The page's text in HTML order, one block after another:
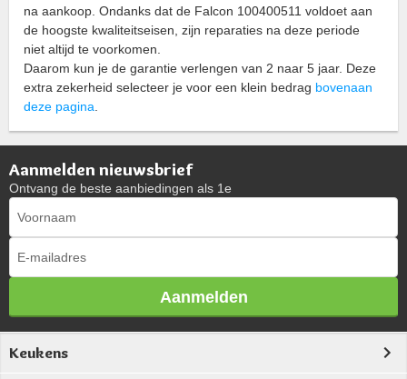
na aankoop. Ondanks dat de Falcon 100400511 voldoet aan
de hoogste kwaliteitseisen, zijn reparaties na deze periode
niet altijd te voorkomen.
Daarom kun je de garantie verlengen van 2 naar 5 jaar. Deze
extra zekerheid selecteer je voor een klein bedrag bovenaan
deze pagina
Aanmelden nieuwsbrief
Ontvang de beste aanbiedingen als 1e
Aanmelden
Keukens